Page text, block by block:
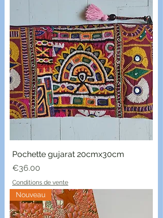
Pochette gujarat 20cmx30cm
Price
€36.00
Conditions de vente
Nouveau